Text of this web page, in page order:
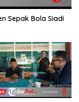
Sepak Bola Siadi